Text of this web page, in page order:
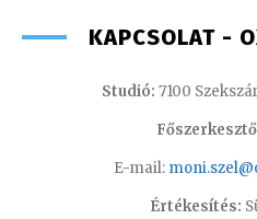
KAPCSOLAT -
Studió: 7100
E-mail:
Értékesítés: